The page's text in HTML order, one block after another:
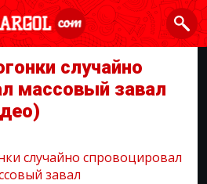
случайно
массовый завал